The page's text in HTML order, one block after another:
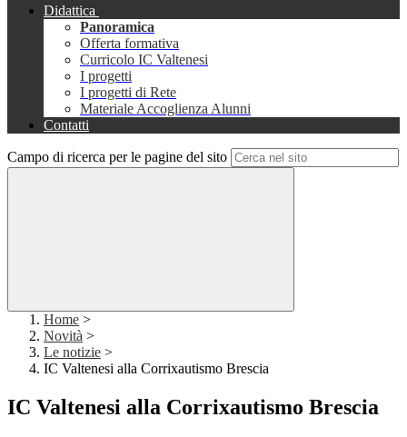
Didattica
Panoramica
Offerta formativa
Curricolo IC Valtenesi
I progetti
I progetti di Rete
Materiale Accoglienza Alunni
Contatti
Campo di ricerca per le pagine del sito
Home >
Novità >
Le notizie >
IC Valtenesi alla Corrixautismo Brescia
IC Valtenesi alla Corrixautismo Brescia